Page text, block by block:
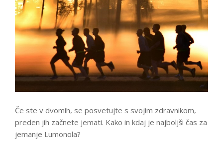
Če ste v dvomih, se posvetujte s svojim zdravnikom,
preden jih začnete jemati. Kako in kdaj je najboljši čas za
jemanje Lumonola?